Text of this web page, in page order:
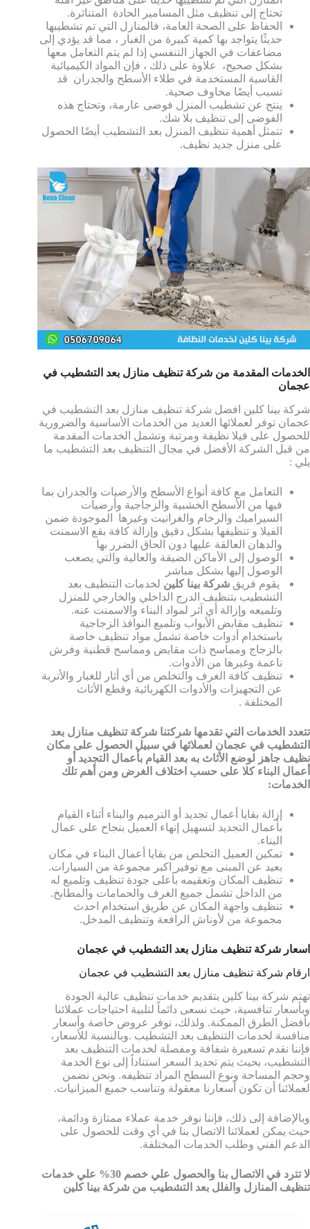
تحتاج إلى تنظيف مثل المسامير الحادة المتناثرة.
الحفاظ على الصحة العامة، فالمنازل التي تم تشطيبها
حديثًا يتواجد بها كمية كبيرة من الغبار ، مما قد يؤدي إلى
مضاعفات في الجهاز التنفسي إذا لم يتم التعامل معها
بشكل صحيح، علاوة على ذلك ، فإن المواد الكيميائية
القاسية المستخدمة في طلاء الأسطح والجدران قد
تسبب أيضًا مخاوف صحية.
ينتج عن تشطيب المنزل فوضى عارمة، وتحتاج هذه
الفوضى إلى تنظيف بلا شك.
تتمثل أهمية تنظيف المنزل بعد التشطيب أيضًا الحصول
على منزل جديد نظيف.
الخدمات المقدمة من شركة تنظيف منازل بعد التشطيب في
عجمان
شركة بينا كلين افضل شركة تنظيف منازل بعد التشطيب في
عجمان توفر لعملائها العديد من الخدمات الأساسية والضرورية
للحصول على فيلا نظيفة ومرتبة وتشمل الخدمات المقدمة
من قبل الشركة الأفضل في مجال التنظيف بعد التشطيب ما
يلي :
التعامل مع كافة أنواع الأسطح والأرضيات والجدران بما
فيها من الأسطح الخشبية والزجاجية وأرضيات
السيراميك والرخام والغرانيت وغيرها الموجودة ضمن
الفيلا و تنظيفها بشكل دقيق وإزالة كافة بقع الاسمنت
والدهان العالقة عليها دون الحاق الضرر بها
الوصول إلى الأماكن الضيقة والعالية والتي يصعب
الوصول إليها بشكل مباشر
يقوم فريق شركة بينا كلين لخدمات التنظيف بعد
التشطيب بتنظيف الدرج الداخلي والخارجي للمنزل
وتلميعه وإزالة أي آثر لمواد البناء والاسمنت عنه.
تنظيف مقابض الأبواب وتلميع النوافذ الزجاجية
باستخدام أدوات خاصة تشمل مواد تنظيف خاصة
بالزجاج ومماسح ذات مقابض ومماسح قطنية وفرش
ناعمة وغيرها من الأدوات.
تنظيف كافة الغرف والتخلص من أي أثار للغبار والأتربة
عن التجهيزات والأدوات الكهربائية وقطع الأثاث
المختلفة .
تتعدد الخدمات التي تقدمها شركتنا شركة تنظيف منازل بعد
التشطيب في عجمان لعملائها في سبيل الحصول على مكان
نظيف جاهز لوضع الأثاث به بعد القيام بأعمال التجديد أو
أعمال البناء كلا على حسب اختلاف الغرض ومن أهم تلك
الخدمات:
إزالة بقايا أعمال تجديد أو الترميم والبناء أثناء القيام
بأعمال التجديد لتسهيل إنهاء العميل بنجاح على عمال
البناء.
تمكين العميل التخلص من بقايا أعمال البناء في مكان
بعيد عن المبنى مع توفير اكبر مجموعة من السيارات.
تنظيف المكان وتعقيمه بأعلى جودة تنظيف وتلميع له
من الداخل تشمل جميع الغرف والحمامات والمطابخ.
تنظيف واجهة المكان عن طريق استخدام احدث
مجموعة من لأوناش الرافعة وتنظيف المدخل.
اسعار شركة تنظيف منازل بعد التشطيب في عجمان
ارقام شركة تنظيف منازل بعد التشطيب في عجمان
تهتم شركة بينا كلين بتقديم خدمات تنظيف عالية الجودة
وبأسعار تنافسية، حيث نسعى دائماً لتلبية احتياجات عملائنا
بأفضل الطرق الممكنة. ولذلك، نوفر عروض خاصة وأسعار
منافسة لخدمات التنظيف بعد التشطيب .وبالنسبة للأسعار،
فإننا نقدم تسعيرة شفافة ومفصلة لخدمات التنظيف بعد
التشطيب، بحيث يتم تحديد السعر استناداً إلى نوع الخدمة
وحجم المساحة ونوع السطح المراد تنظيفه. ونحن نضمن
لعملائنا أن تكون أسعارنا معقولة وتناسب جميع الميزانيات.
وبالإضافة إلى ذلك، فإننا نوفر خدمة عملاء ممتازة ودائمة،
حيث يمكن لعملائنا الاتصال بنا في أي وقت للحصول على
الدعم الفني وطلب الخدمات المختلفة.
لا تترد في الاتصال بنا والحصول علي خصم 30% علي خدمات
تنظيف المنازل والفلل بعد التشطيب من شركة بينا كلين